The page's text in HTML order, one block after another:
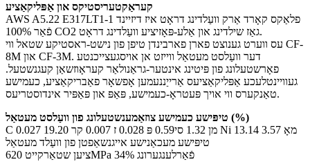
קעראַקטעריסטיקס און אַפּליקאַציע
AWS A5.22 E317LT1-1 פלאַקס קאָרד אַרק וועַלדינג דראָט איז דיזיינד
פֿאַר 100% CO2 גאַז שילדינג און אַלע-פּאָזיציע וועַלדינג דראָט.
עס ווערט גענוצט פארן פארבינדן טיפן פון נישט-ראסטיקע שטאל ווי CF-
8M און CF-3M. דער וועַלסט מעטאַל ווייזט אן אויסגעצייכנטע
פאָרשטעלונג פון פּיטינג אינטער-גראַנולאַר קעראָוזשאַן קעגנשטעל.
געוויינטלעכע אַפּליקאַציעס אַרייַננעמען אָפשאָר פאַבריקאַציע, כעמישע
טאַנקערס ווי אויך פּעטראָ-כעמישע, פּאַפּ און פּאַפּיר אינדוסטריעס.
טיפּישע כעמישע צוזאַמענשטעלונג פון וועַלסט מעטאַל (%)
C 0.027 מן 1.32 סי0.59 פּ 0.028 ז 0.007 קר 19.20 Ni 13.14 מאָ 3.57
טיפּישע מעכאַנישע אייגנשאַפטן פון וועַלד מעטאַל
ציען שטאַרקייט 620MPa פֿאַרלענגערונג 34%